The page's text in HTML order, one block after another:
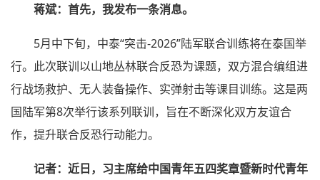
蒋斌：首先，我发布一条消息。
5月中下旬，中泰“突击-2026”陆军联合训练将在泰国举
行。此次联训以山地丛林联合反恐为课题，双方混合编组进
行战场救护、无人装备操作、实弹射击等课目训练。这是两
国陆军第8次举行该系列联训，旨在不断深化双方友谊合
作，提升联合反恐行动能力。
记者：近日，习主席给中国青年五四奖章暨新时代青年